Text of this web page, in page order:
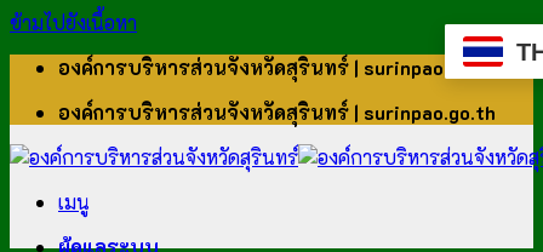
ข้ามไปยังเนื้อหา
องค์การบริหารส่วนจังหวัดสุรินทร์ | surinpao.go.th
องค์การบริหารส่วนจังหวัดสุรินทร์ | surinpao.go.th
เมนู
ผู้ดูแลระบบ